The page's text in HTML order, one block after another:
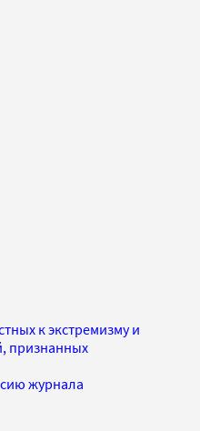
к экстремизму и
признанных
журнала